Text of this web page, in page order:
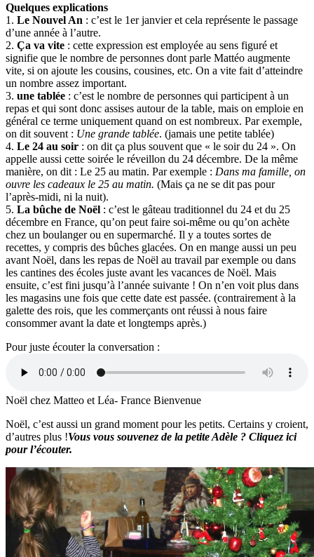
Quelques explications
1. Le Nouvel An : c’est le 1er janvier et cela représente le passage
d’une année à l’autre.
2. Ça va vite : cette expression est employée au sens figuré et
signifie que le nombre de personnes dont parle Mattéo augmente
vite, si on ajoute les cousins, cousines, etc. On a vite fait d’atteindre
un nombre assez important.
3. une tablée : c’est le nombre de personnes qui participent à un
repas et qui sont donc assises autour de la table, mais on emploie en
général ce terme uniquement quand on est nombreux. Par exemple,
on dit souvent : Une grande tablée. (jamais une petite tablée)
4. Le 24 au soir : on dit ça plus souvent que « le soir du 24 ». On
appelle aussi cette soirée le réveillon du 24 décembre. De la même
manière, on dit : Le 25 au matin. Par exemple : Dans ma famille, on
ouvre les cadeaux le 25 au matin. (Mais ça ne se dit pas pour
l’après-midi, ni la nuit).
5. La bûche de Noël : c’est le gâteau traditionnel du 24 et du 25
décembre en France, qu’on peut faire soi-même ou qu’on achète
chez un boulanger ou en supermarché. Il y a toutes sortes de
recettes, y compris des bûches glacées. On en mange aussi un peu
avant Noël, dans les repas de Noël au travail par exemple ou dans
les cantines des écoles juste avant les vacances de Noël. Mais
ensuite, c’est fini jusqu’à l’année suivante ! On n’en voit plus dans
les magasins une fois que cette date est passée. (contrairement à la
galette des rois, que les commerçants ont réussi à nous faire
consommer avant la date et longtemps après.)
Pour juste écouter la conversation :
Noël chez Matteo et Léa- France Bienvenue
Noël, c’est aussi un grand moment pour les petits. Certains y croient,
d’autres plus !Vous vous souvenez de la petite Adèle ? Cliquez ici
pour l’écouter.